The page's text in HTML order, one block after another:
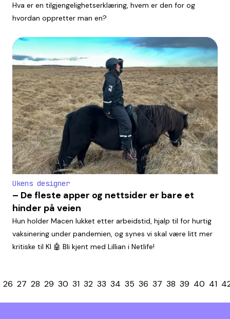
Hva er en tilgjengelighetserklæring, hvem er den for og
hvordan oppretter man en?
Ukens designer
– De fleste apper og nettsider er bare et
hinder på veien
Hun holder Macen lukket etter arbeidstid, hjalp til for hurtig
vaksinering under pandemien, og synes vi skal være litt mer
kritiske til KI 🤖 Bli kjent med Lillian i Netlife!
26 27 28 29 30 31 32 33 34 35 36 37 38 39 40 41